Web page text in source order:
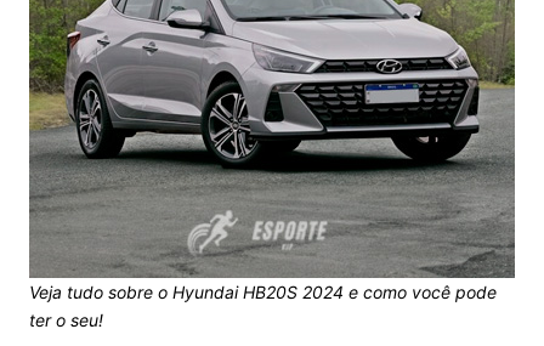
Veja tudo sobre o Hyundai HB20S 2024 e como você pode
ter o seu!